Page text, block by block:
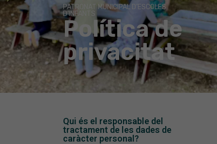
PATRONAT MUNICIPAL D’ESCOLES
D’INFANTS
Política de
privacitat
Qui és el responsable del
tractament de les dades de
caràcter personal?